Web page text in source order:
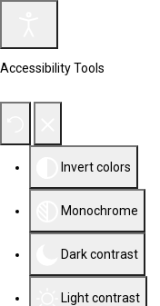
Accessibility Tools
Invert colors
Monochrome
Dark contrast
Light contrast